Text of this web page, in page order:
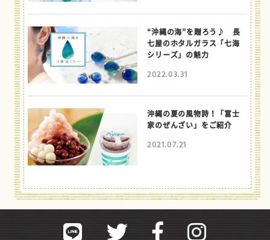
“沖縄の海”を贈ろう♪ 長
七屋のホタルガラス「七海
シリーズ」の魅力
2022.03.31
沖縄の夏の風物詩！「富士
家のぜんざい」をご紹介
2021.07.21